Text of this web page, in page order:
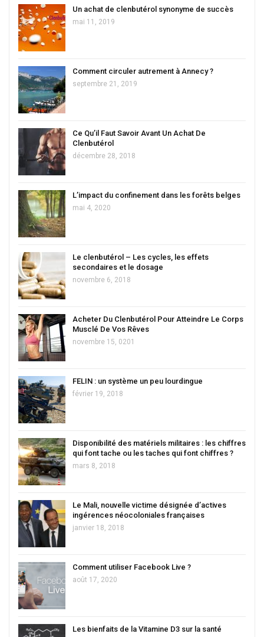
Un achat de clenbutérol synonyme de succès
mai 11, 2019
Comment circuler autrement à Annecy ?
septembre 21, 2019
Ce Qu’il Faut Savoir Avant Un Achat De
Clenbutérol
décembre 28, 2018
L’impact du confinement dans les forêts belges
mai 4, 2020
Le clenbutérol – Les cycles, les effets
secondaires et le dosage
novembre 6, 2018
Acheter Du Clenbutérol Pour Atteindre Le Corps
Musclé De Vos Rêves
novembre 15, 0201
FELIN : un système un peu lourdingue
février 19, 2018
Disponibilité des matériels militaires : les chiffres
qui font tache ou les taches qui font chiffres ?
mars 8, 2018
Le Mali, nouvelle victime désignée d’actives
ingérences néocoloniales françaises
janvier 18, 2018
Comment utiliser Facebook Live ?
août 17, 2020
Les bienfaits de la Vitamine D3 sur la santé